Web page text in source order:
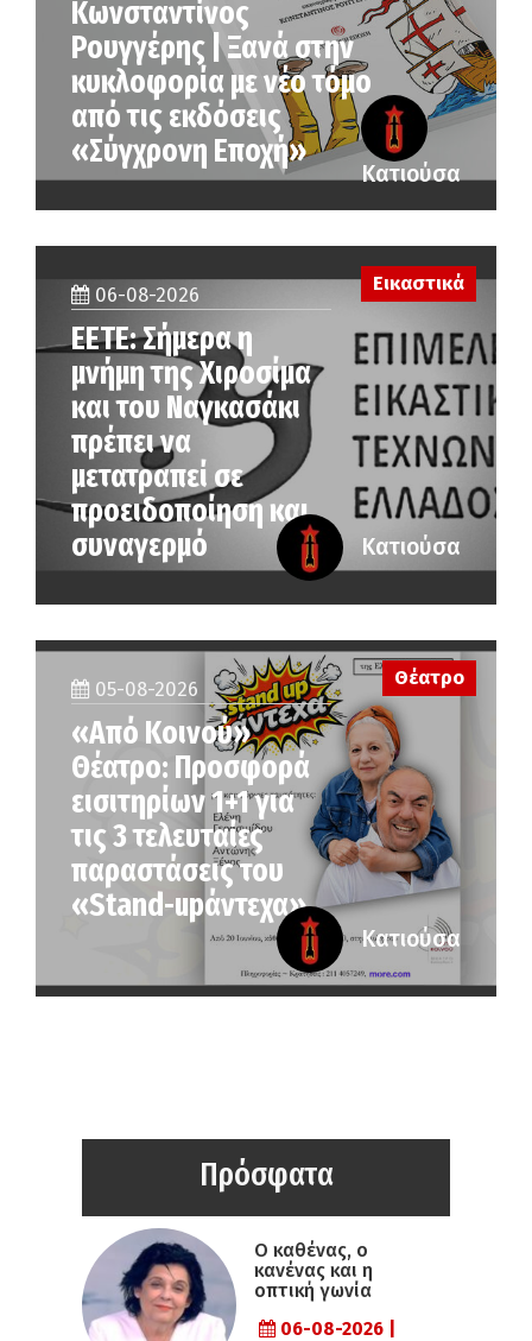
Κωνσταντίνος
Ρουγγέρης | Ξανά στην
κυκλοφορία με νέο τόμο
από τις εκδόσεις
«Σύγχρονη Εποχή»
Κατιούσα
06-08-2026
ΕΕΤΕ: Σήμερα η
μνήμη της Χιροσίμα
και του Ναγκασάκι
πρέπει να
μετατραπεί σε
προειδοποίηση και
συναγερμό
Εικαστικά
Κατιούσα
05-08-2026
«Από Κοινού»
Θέατρο: Προσφορά
εισιτηρίων 1+1 για
τις 3 τελευταίες
παραστάσεις του
«Stand-upάντεχα»
Θέατρο
Κατιούσα
Πρόσφατα
Ο καθένας, ο
κανένας και η
οπτική γωνία
06-08-2026 |